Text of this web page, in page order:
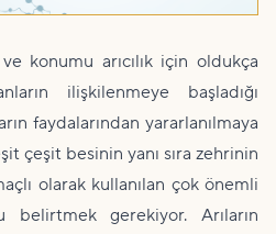
konumu arıcılık için oldukça
ilişkilenmeye başladığı
faydalarından yararlanılmaya
çeşit besinin yanı sıra zehrinin
olarak kullanılan çok önemli
gerekiyor. Arıların